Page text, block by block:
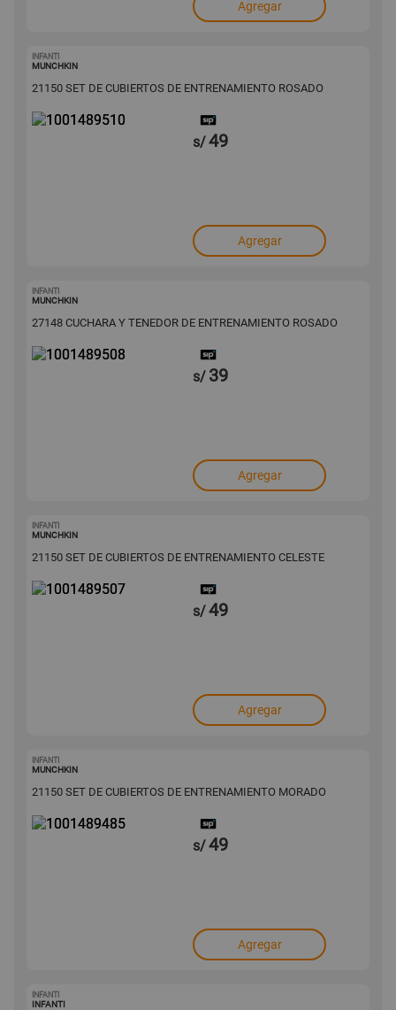
Agregar
INFANTI
MUNCHKIN
21150 SET DE CUBIERTOS DE ENTRENAMIENTO ROSADO
s/49
Agregar
INFANTI
MUNCHKIN
27148 CUCHARA Y TENEDOR DE ENTRENAMIENTO ROSADO
s/ 39
Agregar
INFANTI
MUNCHKIN
21150 SET DE CUBIERTOS DE ENTRENAMIENTO CELESTE
s/49
Agregar
INFANTI
MUNCHKIN
21150 SET DE CUBIERTOS DE ENTRENAMIENTO MORADO
s/49
Agregar
INFANTI
INFANTI